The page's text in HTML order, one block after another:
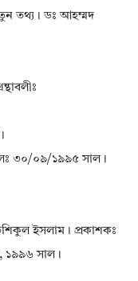
তথ্য। ডঃ আহম্মদ
৩০/০৯/১৯৯৫ সাল।
ইসলাম। প্রকাশকঃ
১৯৯৬ সাল।